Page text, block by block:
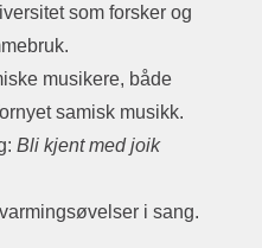
som forsker og
musikere, både
samisk musikk.
Bli kjent med joik
i sang.